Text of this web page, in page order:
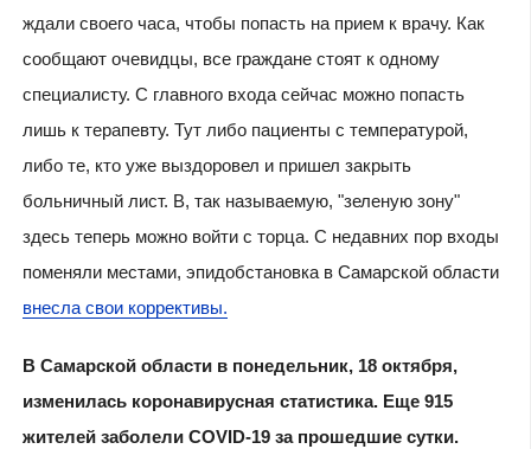
ждали своего часа, чтобы попасть на прием к врачу. Как
сообщают очевидцы, все граждане стоят к одному
специалисту. С главного входа сейчас можно попасть
лишь к терапевту. Тут либо пациенты с температурой,
либо те, кто уже выздоровел и пришел закрыть
больничный лист. В, так называемую, "зеленую зону"
здесь теперь можно войти с торца. С недавних пор входы
поменяли местами, эпидобстановка в Самарской области
внесла свои коррективы.
В Самарской области в понедельник, 18 октября,
изменилась коронавирусная статистика. Еще 915
жителей заболели COVID-19 за прошедшие сутки.